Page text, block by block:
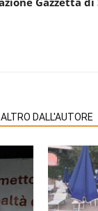
ALTRO DALL'AUTORE